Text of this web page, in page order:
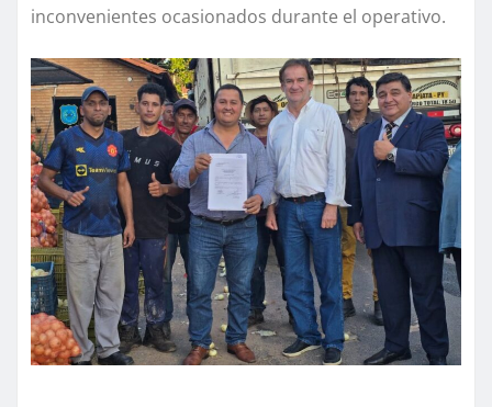
inconvenientes ocasionados durante el operativo.